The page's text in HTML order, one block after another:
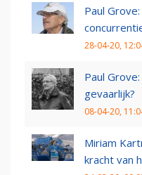
Paul
28-04-20,
Paul
gevaarlijk?
08-04-20,
Miriam
kracht van